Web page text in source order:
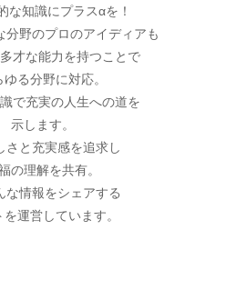
な知識にプラスαを！
分野のプロのアイディアも
才な能力を持つことで
ゆる分野に対応。
で充実の人生への道を
示します。
と充実感を追求し
の理解を共有。
な情報をシェアする
運営しています。